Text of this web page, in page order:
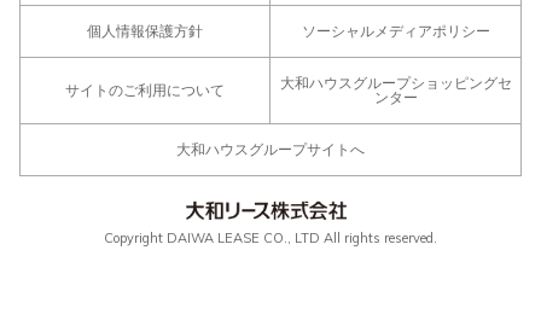
個人情報保護方針 ソーシャルメディアポリシー
サイトのご利用について
大和ハウスグループショッピングセ
ンター
大和ハウスグループサイトへ
Copyright DAIWA LEASE CO., LTD All rights reserved.